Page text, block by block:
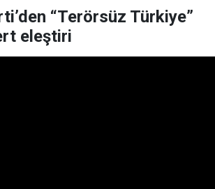
“Terörsüz Türkiye”
eleştiri